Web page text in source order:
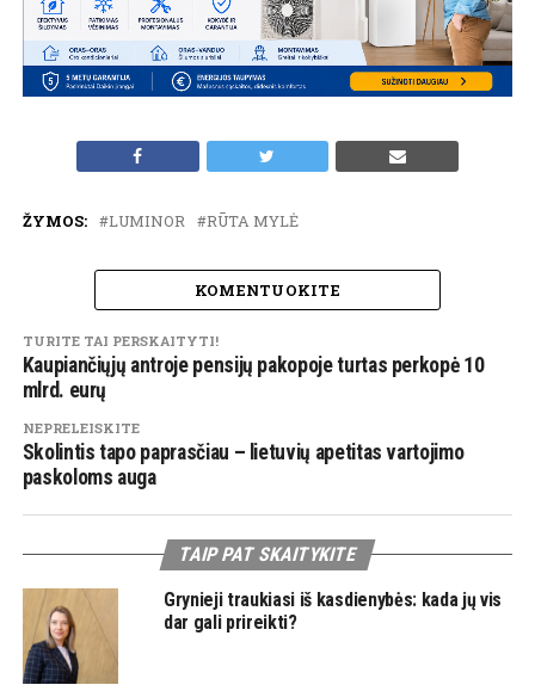
ŽYMOS: LUMINOR RŪTA MYLĖ
KOMENTUOKITE
TURITE TAI PERSKAITYTI!
Kaupiančiųjų antroje pensijų pakopoje turtas perkopė 10
mlrd. eurų
NEPRELEISKITE
Skolintis tapo paprasčiau – lietuvių apetitas vartojimo
paskoloms auga
TAIP PAT SKAITYKITE
Grynieji traukiasi iš kasdienybės: kada jų vis
dar gali prireikti?